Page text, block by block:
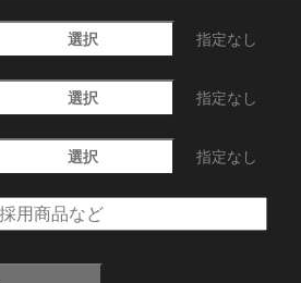
選択 指定なし
選択 指定なし
選択 指定なし